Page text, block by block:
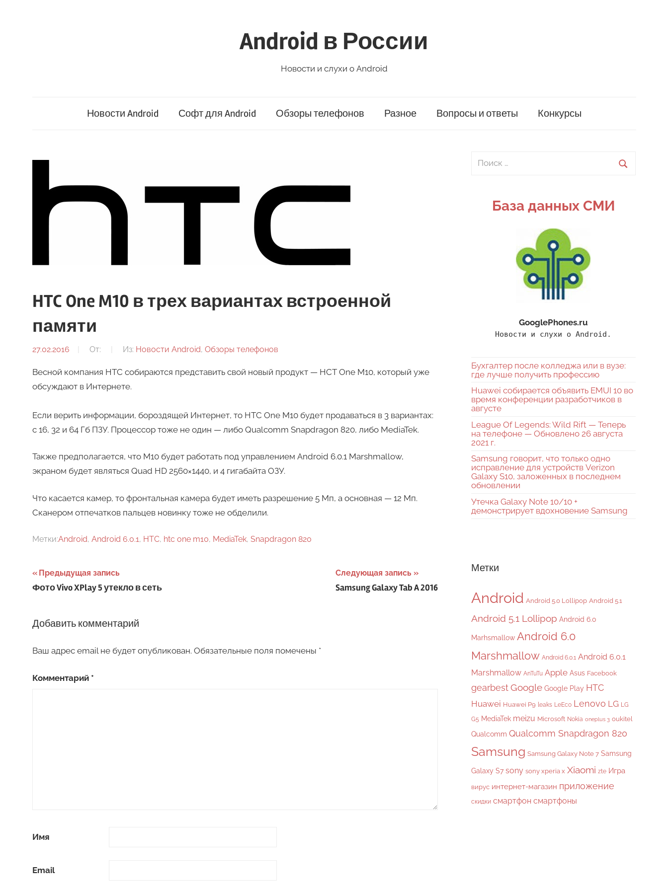
Android в России
Новости и слухи о Android
Новости Android Софт для Android Обзоры телефонов Разное Вопросы и ответы Конкурсы
HTC One M10 в трех вариантах встроенной
памяти
27.02.2016 От: Из: Новости Android, Обзоры телефонов
Весной компания HTC собираются представить свой новый продукт — HCT One M10, который уже
обсуждают в Интернете.
Если верить информации, бороздящей Интернет, то HTC One M10 будет продаваться в 3 вариантах:
с 16, 32 и 64 Гб ПЗУ. Процессор тоже не один — либо Qualcomm Snapdragon 820, либо MediaTek.
Также предполагается, что M10 будет работать под управлением Android 6.0.1 Marshmallow,
экраном будет являться Quad HD 2560×1440, и 4 гигабайта ОЗУ.
Что касается камер, то фронтальная камера будет иметь разрешение 5 Мп, а основная — 12 Мп.
Сканером отпечатков пальцев новинку тоже не обделили.
Метки:Android, Android 6.0.1, HTC, htc one m10, MediaTek, Snapdragon 820
Навигация
по
Предыдущая запись
Фото Vivo XPlay 5 утекло в сеть
Следующая запись
Samsung Galaxy Tab A 2016
Добавить комментарий
Ваш адрес email не будет опубликован. Обязательные поля помечены *
Комментарий *
Имя
Email
Поиск
База данных СМИ
GooglePhones.ru
Новости и слухи о Android.
Бухгалтер после колледжа или в вузе:
где лучше получить профессию
Huawei собирается объявить EMUI 10 во
время конференции разработчиков в
августе
League Of Legends: Wild Rift — Теперь
на телефоне — Обновлено 26 августа
2021 г.
Samsung говорит, что только одно
исправление для устройств Verizon
Galaxy S10, заложенных в последнем
обновлении
Утечка Galaxy Note 10/10 +
демонстрирует вдохновение Samsung
Метки
Android Android 5.0 Lollipop Android 5.1
Android 5.1 Lollipop Android 6.0
Marhsmallow Android 6.0
Marshmallow Android 6.0.1 Android 6.0.1
Marshmallow AnTuTu Apple Asus Facebook
gearbestGoogle Google Play HTC
Huawei Huawei P9 leaks LeEco Lenovo LG LG
G5 MediaTek meizu Microsoft Nokia oneplus 3 oukitel
Qualcomm Qualcomm Snapdragon 820
Samsung Samsung Galaxy Note 7 Samsung
Galaxy S7 sony sony xperia x Xiaomi zte Игра
вирус интернет-магазин приложение
скидки смартфон смартфоны